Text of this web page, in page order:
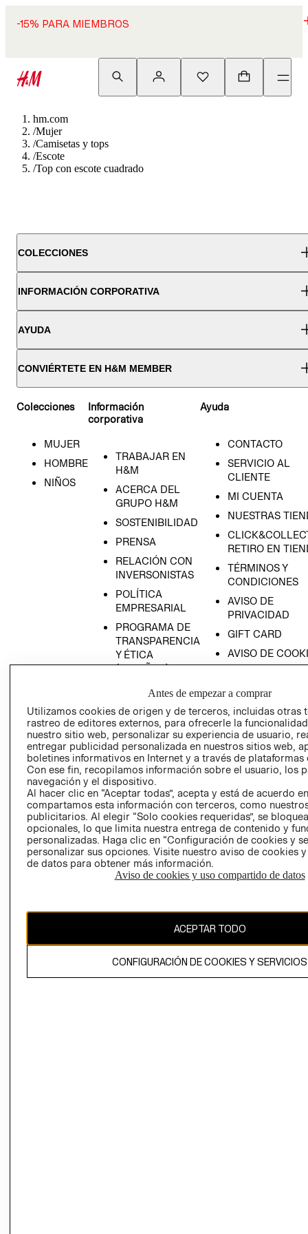
-15% PARA MIEMBROS
hm.com
/Mujer
/Camisetas y tops
/Escote
/Top con escote cuadrado
COLECCIONES
INFORMACIÓN CORPORATIVA
AYUDA
CONVIÉRTETE EN H&M MEMBER
Colecciones
MUJER
HOMBRE
NIÑOS
Información
corporativa
TRABAJAR EN
H&M
ACERCA DEL
GRUPO H&M
SOSTENIBILIDAD
PRENSA
RELACIÓN CON
INVERSONISTAS
POLÍTICA
EMPRESARIAL
PROGRAMA DE
TRANSPARENCIA
Y ÉTICA
(ESPAÑOL)
PROGRAMA DE
Y ÉTICA (INGLÉS)
Ayuda
CONTACTO
SERVICIO AL
CLIENTE
MI CUENTA
NUESTRAS
RETIRO EN
TÉRMINOS Y
CONDICIONES
AVISO DE
PRIVACIDAD
GIFT CARD
AVISO DE
COMERCIO - SIC
PETICIONES
QUEJAS Y
RECLAMOS
Colombia ($)
CAMBIAR REGIÓN
El contenido de esta página web está protegido por copyright y es
Antes de empezar a comprar
Utilizamos cookies de origen y de terceros, incluidas otras
rastreo de editores externos, para ofrecerle la
nuestro sitio web, personalizar su experiencia de usuario,
entregar publicidad personalizada en nuestros sitios web,
boletines informativos en Internet y a través de plataformas
Con ese fin, recopilamos información sobre el usuario, los
navegación y el dispositivo.
Al hacer clic en “Aceptar todas”, acepta y está de acuerdo
compartamos esta información con terceros, como
publicitarios. Al elegir “Solo cookies requeridas”, se
opcionales, lo que limita nuestra entrega de contenido y
personalizadas. Haga clic en “Configuración de cookies y
personalizar sus opciones. Visite nuestro aviso de cookies
de datos para obtener más información.
Aviso de cookies y uso compartido de datos
ACEPTAR TODO
CONFIGURACIÓN DE COOKIES Y SERVICIOS